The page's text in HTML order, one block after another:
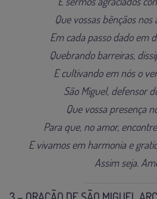
Que vossas bênçãos
Em cada passo dado em
Quebrando barreiras,
E cultivando em nós o
São Miguel, defensor
Que vossa presença
Para que, no amor,
E vivamos em harmonia e
Assim seja.